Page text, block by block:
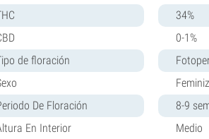
34%
0-1%
de floración
De Floración
8-9
En Interior
Medio